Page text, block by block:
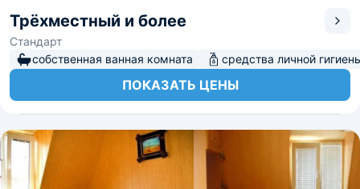
Трёхместный и более
Стандарт
собственная ванная комната
средства личной
ПОКАЗАТЬ ЦЕНЫ